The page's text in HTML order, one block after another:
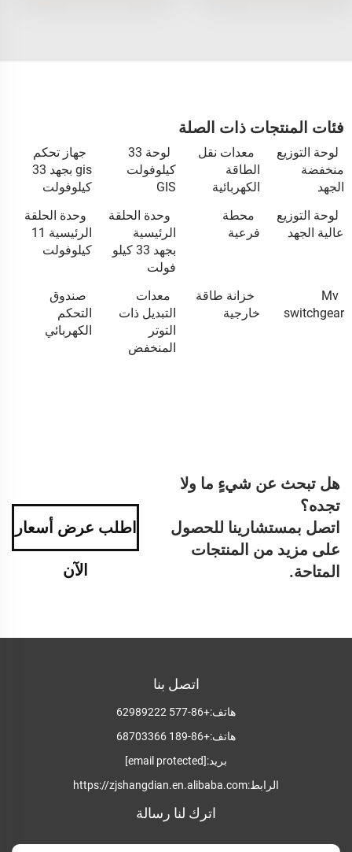
فئات المنتجات ذات الصلة
لوحة التوزيع
منخفضة
الجهد
معدات نقل
الطاقة
الكهربائية
لوحة 33
كيلوفولت
GIS
جهاز تحكم
gis بجهد 33
كيلوفولت
لوحة التوزيع
عالية الجهد
محطة
فرعية
وحدة الحلقة
الرئيسية
بجهد 33 كيلو
فولت
وحدة الحلقة
الرئيسية 11
كيلوفولت
Mv
switchgear
خزانة طاقة
خارجية
معدات
التبديل ذات
التوتر
المنخفض
صندوق
التحكم
الكهربائي
هل تبحث عن شيءٍ ما ولا
تجده؟
اتصل بمستشارينا للحصول
على مزيد من المنتجات
المتاحة.
اطلب عرض أسعار
الآن
اتصل بنا
هاتف:+86-577 62989222
هاتف:+86-189 68703366
بريد:[email protected]
الرابط:https://zjshangdian.en.alibaba.com
اترك لنا رسالة